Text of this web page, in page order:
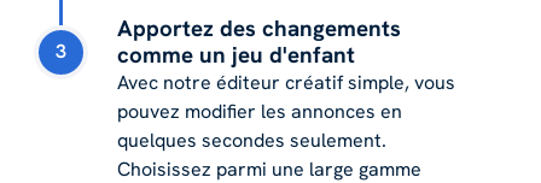
3
Apportez des changements
comme un jeu d'enfant
Avec notre éditeur créatif simple, vous
pouvez modifier les annonces en
quelques secondes seulement.
Choisissez parmi une large gamme